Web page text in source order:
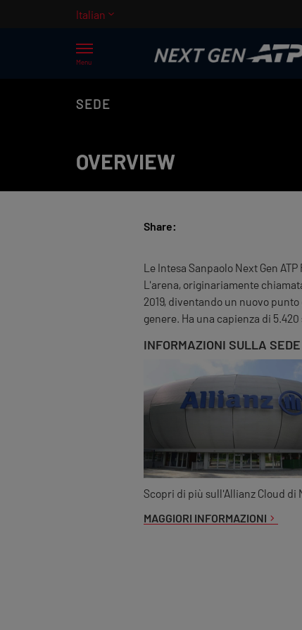
Italian
Menu
SEDE
OVERVIEW
Share:
Le Intesa Sanpaolo Next Gen
L'arena, originariamente
2019, diventando un nuovo
genere. Ha una capienza di
INFORMAZIONI SULLA SEDE
Scopri di più sull'Allianz Cloud di
MAGGIORI INFORMAZIONI